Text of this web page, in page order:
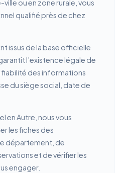
ou en zone rurale, vous
qualifié près de chez
issus de la base officielle
l’existence légale de
des informations
du siège social, date de
en Autre, nous vous
les fiches des
département, de
et de vérifier les
engager.